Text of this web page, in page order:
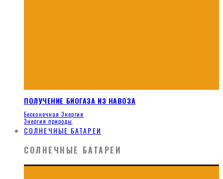
ПОЛУЧЕНИЕ БИОГАЗА ИЗ НАВОЗА
Бесконечная Энергия
Энергия природы
СОЛНЕЧНЫЕ БАТАРЕИ
СОЛНЕЧНЫЕ БАТАРЕИ